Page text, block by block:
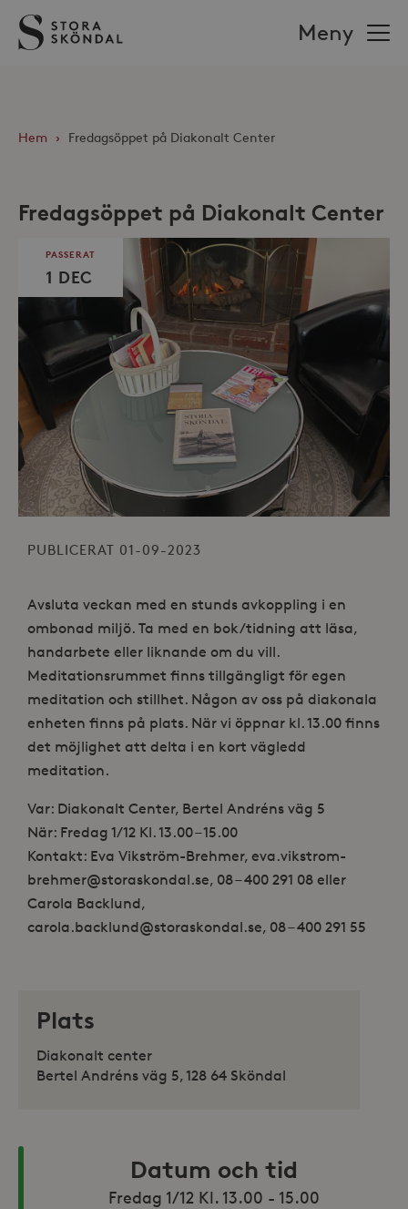
Stora
Sköndal
Meny
Hem › Fredagsöppet på Diakonalt Center
Fredagsöppet på Diakonalt Center
PASSERAT
1 DEC
PUBLICERAT 01-09-2023
Avsluta veckan med en stunds avkoppling i en
ombonad miljö. Ta med en bok/tidning att läsa,
handarbete eller liknande om du vill.
Meditationsrummet finns tillgängligt för egen
meditation och stillhet. Någon av oss på diakonala
enheten finns på plats. När vi öppnar kl. 13.00 finns
det möjlighet att delta i en kort vägledd
meditation.
Var: Diakonalt Center, Bertel Andréns väg 5
När: Fredag 1/12 Kl. 13.00 – 15.00
Kontakt: Eva Vikström-Brehmer, eva.vikstrom-
brehmer@storaskondal.se, 08 – 400 291 08 eller
Carola Backlund,
carola.backlund@storaskondal.se, 08 – 400 291 55
Plats
Diakonalt center
Bertel Andréns väg 5, 128 64 Sköndal
Datum och tid
Fredag 1/12 Kl. 13.00 - 15.00